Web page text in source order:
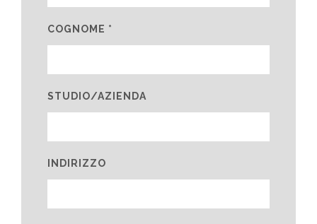
COGNOME *
STUDIO/AZIENDA
INDIRIZZO